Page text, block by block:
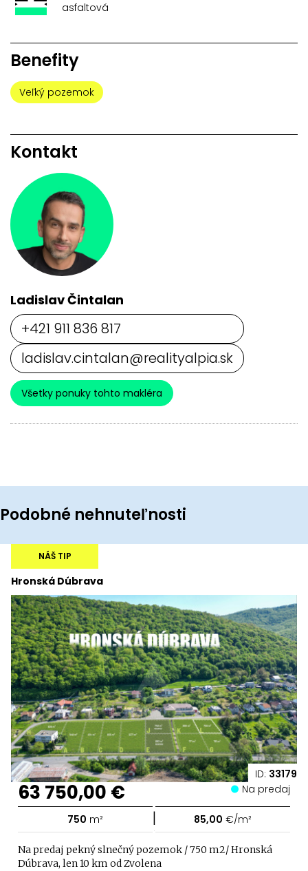
asfaltová
Benefity
Veľký pozemok
Kontakt
Ladislav Čintalan
+421 911 836 817
ladislav.cintalan@realityalpia.sk
Všetky ponuky tohto makléra
Podobné nehnuteľnosti
ID: 33179
Hronská Dúbrava
NÁŠ TIP
63 750,00 € Na predaj
750 m² | 85,00 €/m²
Na predaj pekný slnečný pozemok / 750 m2/ Hronská
Dúbrava, len 10 km od Zvolena